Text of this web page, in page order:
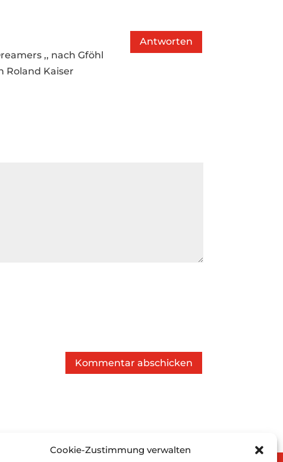
Cookie-Zustimmung verwalten
,, nach Gföhl
Roland Kaiser
Antworten
Kommentar abschicken